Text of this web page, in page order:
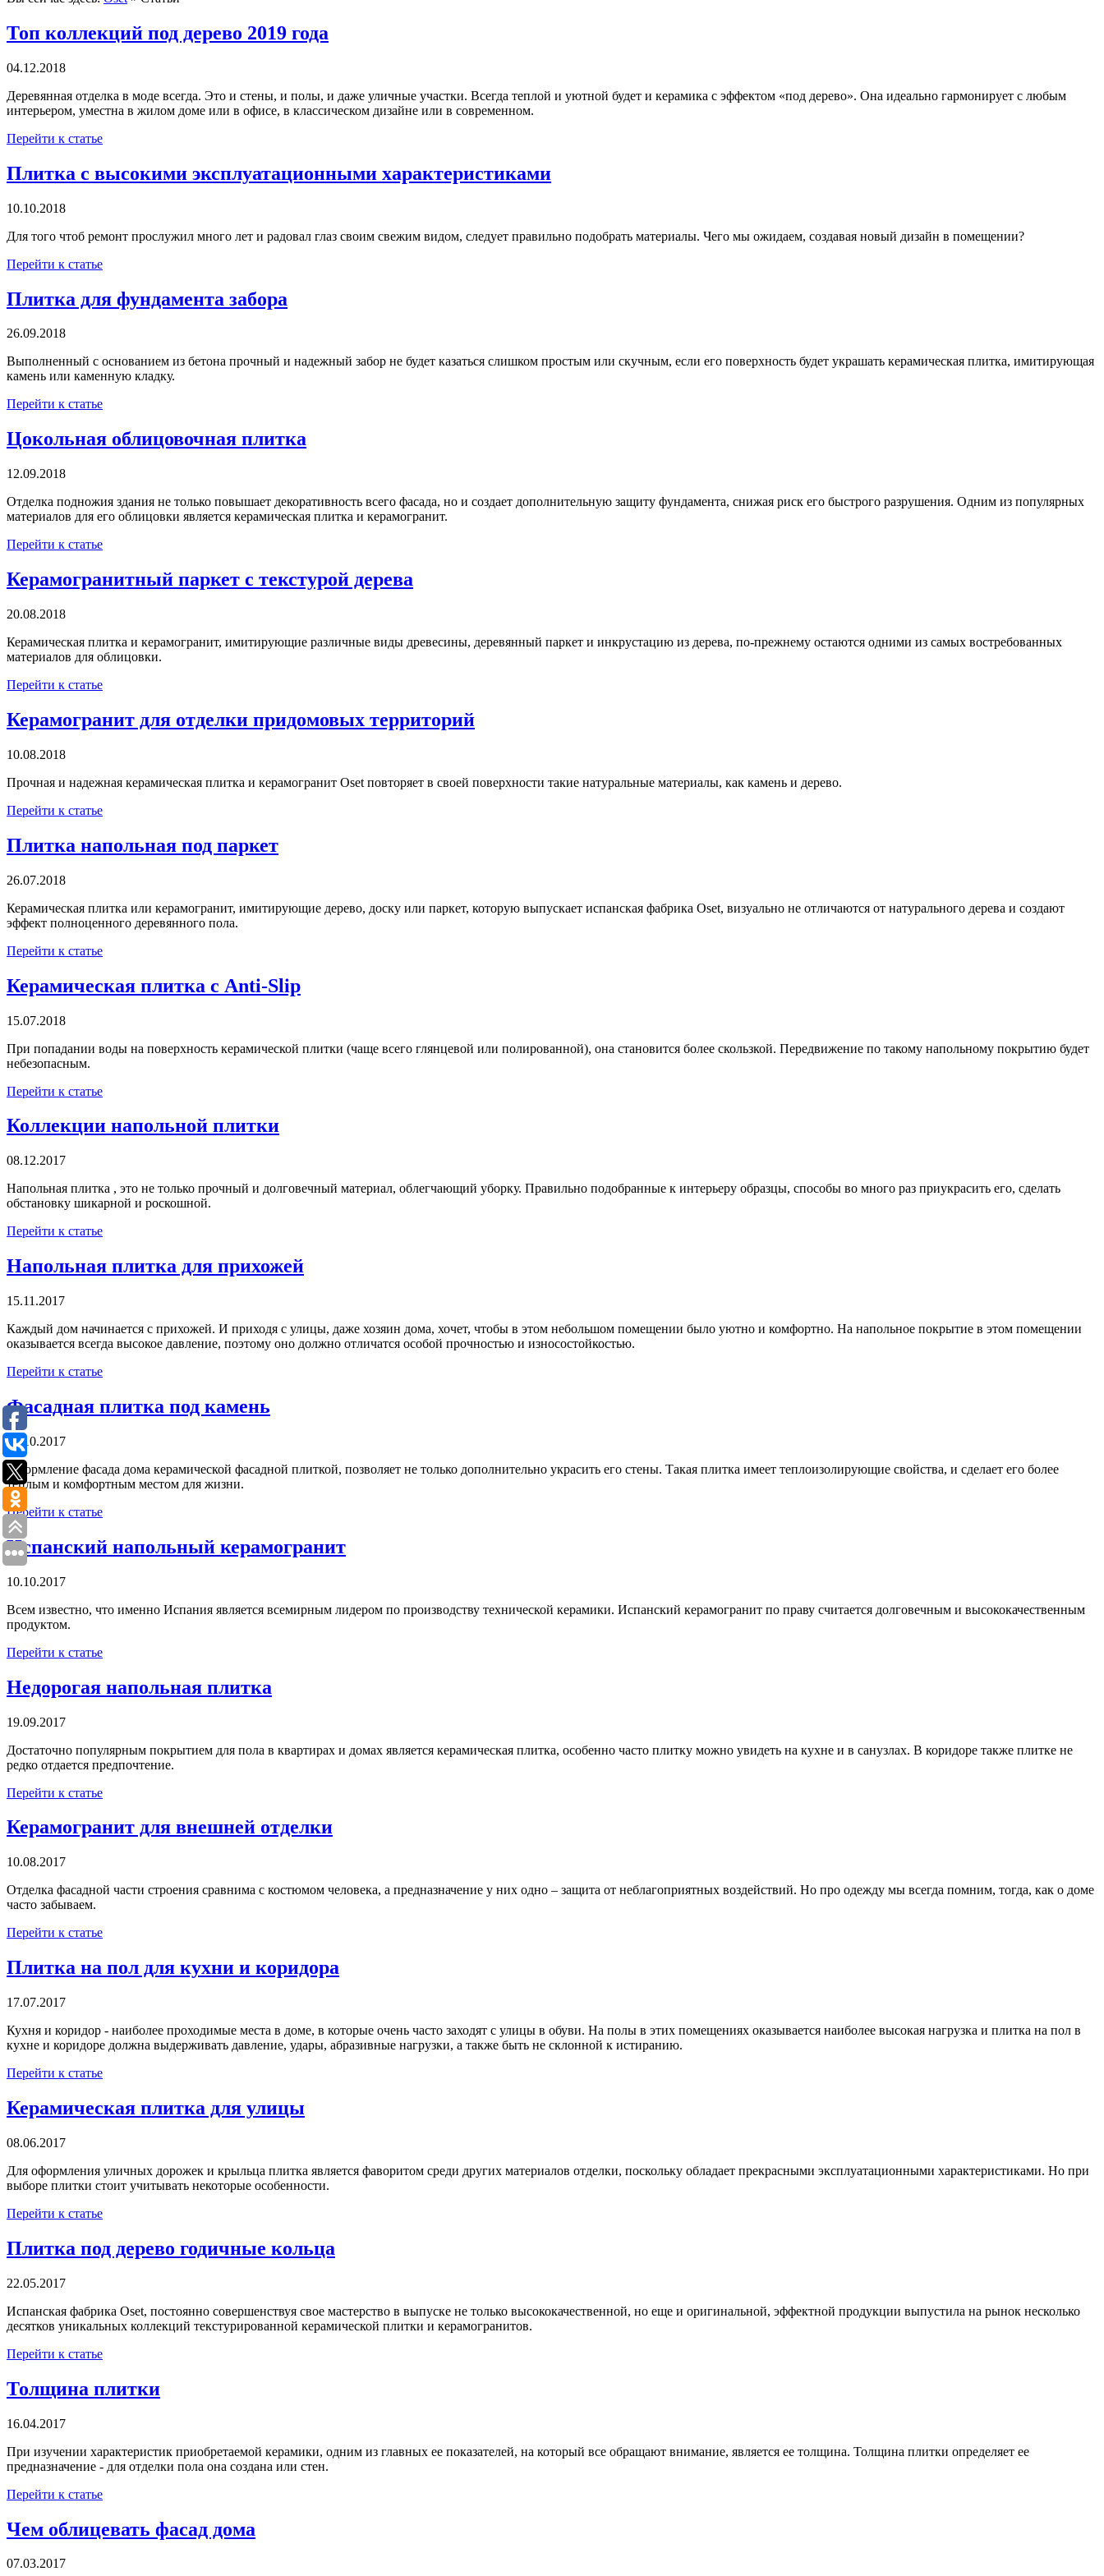
Топ коллекций под дерево 2019 года
04.12.2018
Деревянная отделка в моде всегда. Это и стены, и полы, и даже уличные участки. Всегда теплой и уютной будет и керамика с эффектом «под дерево». Она идеально гармонирует с любым
интерьером, уместна в жилом доме или в офисе, в классическом дизайне или в современном.
Перейти к статье
Плитка с высокими эксплуатационными характеристиками
10.10.2018
Для того чтоб ремонт прослужил много лет и радовал глаз своим свежим видом, следует правильно подобрать материалы. Чего мы ожидаем, создавая новый дизайн в помещении?
Перейти к статье
Плитка для фундамента забора
26.09.2018
Выполненный с основанием из бетона прочный и надежный забор не будет казаться слишком простым или скучным, если его поверхность будет украшать керамическая плитка, имитирующая
камень или каменную кладку.
Перейти к статье
Цокольная облицовочная плитка
12.09.2018
Отделка подножия здания не только повышает декоративность всего фасада, но и создает дополнительную защиту фундамента, снижая риск его быстрого разрушения. Одним из популярных
материалов для его облицовки является керамическая плитка и керамогранит.
Перейти к статье
Керамогранитный паркет с текстурой дерева
20.08.2018
Керамическая плитка и керамогранит, имитирующие различные виды древесины, деревянный паркет и инкрустацию из дерева, по-прежнему остаются одними из самых востребованных
материалов для облицовки.
Перейти к статье
Керамогранит для отделки придомовых территорий
10.08.2018
Прочная и надежная керамическая плитка и керамогранит Oset повторяет в своей поверхности такие натуральные материалы, как камень и дерево.
Перейти к статье
Плитка напольная под паркет
26.07.2018
Керамическая плитка или керамогранит, имитирующие дерево, доску или паркет, которую выпускает испанская фабрика Oset, визуально не отличаются от натурального дерева и создают
эффект полноценного деревянного пола.
Перейти к статье
Керамическая плитка с Anti-Slip
15.07.2018
При попадании воды на поверхность керамической плитки (чаще всего глянцевой или полированной), она становится более скользкой. Передвижение по такому напольному покрытию будет
небезопасным.
Перейти к статье
Коллекции напольной плитки
08.12.2017
Напольная плитка , это не только прочный и долговечный материал, облегчающий уборку. Правильно подобранные к интерьеру образцы, способы во много раз приукрасить его, сделать
обстановку шикарной и роскошной.
Перейти к статье
Напольная плитка для прихожей
15.11.2017
Каждый дом начинается с прихожей. И приходя с улицы, даже хозяин дома, хочет, чтобы в этом небольшом помещении было уютно и комфортно. На напольное покрытие в этом помещении
оказывается всегда высокое давление, поэтому оно должно отличатся особой прочностью и износостойкостью.
Перейти к статье
Фасадная плитка под камень
27.10.2017
Оформление фасада дома керамической фасадной плиткой, позволяет не только дополнительно украсить его стены. Такая плитка имеет теплоизолирующие свойства, и сделает его более
теплым и комфортным местом для жизни.
Перейти к статье
Испанский напольный керамогранит
10.10.2017
Всем известно, что именно Испания является всемирным лидером по производству технической керамики. Испанский керамогранит по праву считается долговечным и высококачественным
продуктом.
Перейти к статье
Недорогая напольная плитка
19.09.2017
Достаточно популярным покрытием для пола в квартирах и домах является керамическая плитка, особенно часто плитку можно увидеть на кухне и в санузлах. В коридоре также плитке не
редко отдается предпочтение.
Перейти к статье
Керамогранит для внешней отделки
10.08.2017
Отделка фасадной части строения сравнима с костюмом человека, а предназначение у них одно – защита от неблагоприятных воздействий. Но про одежду мы всегда помним, тогда, как о доме
часто забываем.
Перейти к статье
Плитка на пол для кухни и коридора
17.07.2017
Кухня и коридор - наиболее проходимые места в доме, в которые очень часто заходят с улицы в обуви. На полы в этих помещениях оказывается наиболее высокая нагрузка и плитка на пол в
кухне и коридоре должна выдерживать давление, удары, абразивные нагрузки, а также быть не склонной к истиранию.
Перейти к статье
Керамическая плитка для улицы
08.06.2017
Для оформления уличных дорожек и крыльца плитка является фаворитом среди других материалов отделки, поскольку обладает прекрасными эксплуатационными характеристиками. Но при
выборе плитки стоит учитывать некоторые особенности.
Перейти к статье
Плитка под дерево годичные кольца
22.05.2017
Испанская фабрика Oset, постоянно совершенствуя свое мастерство в выпуске не только высококачественной, но еще и оригинальной, эффектной продукции выпустила на рынок несколько
десятков уникальных коллекций текстурированной керамической плитки и керамогранитов.
Перейти к статье
Толщина плитки
16.04.2017
При изучении характеристик приобретаемой керамики, одним из главных ее показателей, на который все обращают внимание, является ее толщина. Толщина плитки определяет ее
предназначение - для отделки пола она создана или стен.
Перейти к статье
Чем облицевать фасад дома
07.03.2017